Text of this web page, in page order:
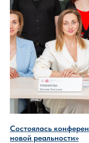
Состоялась
новой реальности»